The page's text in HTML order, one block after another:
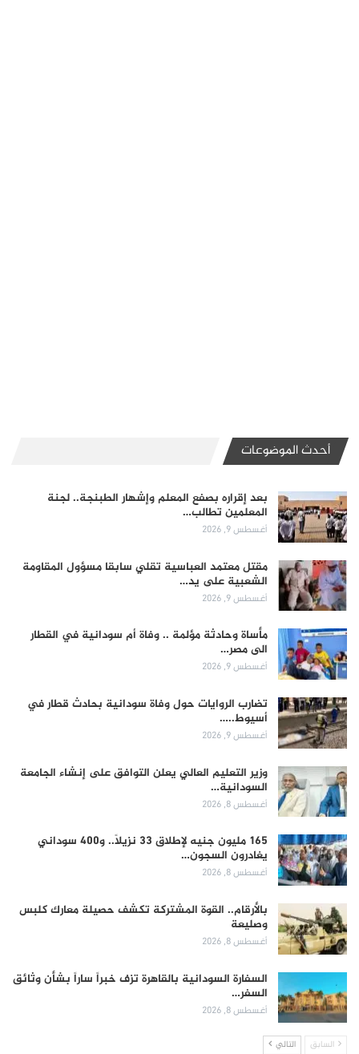
أحدث الموضوعات
بعد إقراره بصفع المعلم وإشهار الطبنجة.. لجنة
المعلمين تطالب…
أغسطس 9, 2026
مقتل معتمد العباسية تقلي سابقا مسؤول المقاومة
الشعبية على يد…
أغسطس 9, 2026
مأساة وحادثة مؤلمة .. وفاة أم سودانية في القطار
الى مصر…
أغسطس 9, 2026
تضارب الروايات حول وفاة سودانية بحادث قطار في
أسيوط..…
أغسطس 9, 2026
وزير التعليم العالي يعلن التوافق على إنشاء الجامعة
السودانية…
أغسطس 8, 2026
165 مليون جنيه لإطلاق 33 نزيلاً.. و400 سوداني
يغادرون السجون…
أغسطس 8, 2026
بالأرقام.. القوة المشتركة تكشف حصيلة معارك كلبس
وصليعة
أغسطس 8, 2026
السفارة السودانية بالقاهرة تزف خبراً ساراً بشأن وثائق
السفر…
أغسطس 8, 2026
السابق التالي